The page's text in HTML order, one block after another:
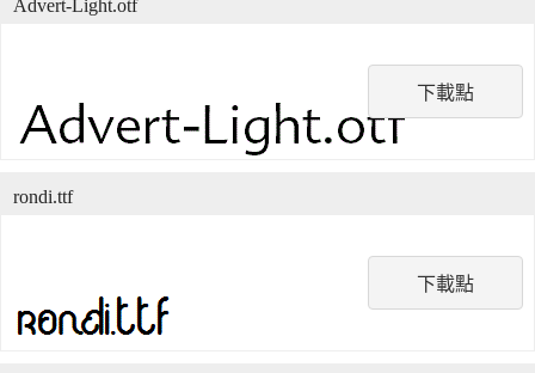
下載點
Advert-Light.otf
下載點
rondi.ttf